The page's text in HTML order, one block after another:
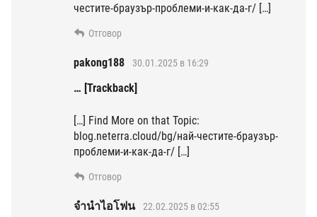
честите-браузър-проблеми-и-как-да-г/ […]
Отговор
pakong188 30.01.2025 в 16:29
… [Trackback]
[…] Find More on that Topic:
blog.neterra.cloud/bg/най-честите-браузър-
проблеми-и-как-да-г/ […]
Отговор
จำนำไอโฟน 22.02.2025 в 02:55